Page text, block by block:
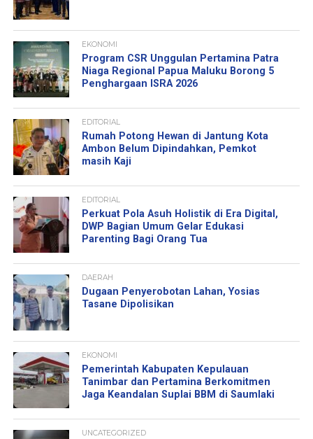
EKONOMI
Program CSR Unggulan Pertamina Patra
Niaga Regional Papua Maluku Borong 5
Penghargaan ISRA 2026
EDITORIAL
Rumah Potong Hewan di Jantung Kota
Ambon Belum Dipindahkan, Pemkot
masih Kaji
EDITORIAL
Perkuat Pola Asuh Holistik di Era Digital,
DWP Bagian Umum Gelar Edukasi
Parenting Bagi Orang Tua
DAERAH
Dugaan Penyerobotan Lahan, Yosias
Tasane Dipolisikan
EKONOMI
Pemerintah Kabupaten Kepulauan
Tanimbar dan Pertamina Berkomitmen
Jaga Keandalan Suplai BBM di Saumlaki
UNCATEGORIZED